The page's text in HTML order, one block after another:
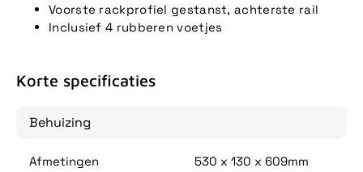
Voorste rackprofiel gestanst, achterste rail
Inclusief 4 rubberen voetjes
Korte specificaties
Behuizing
Afmetingen 530 x 130 x 609mm